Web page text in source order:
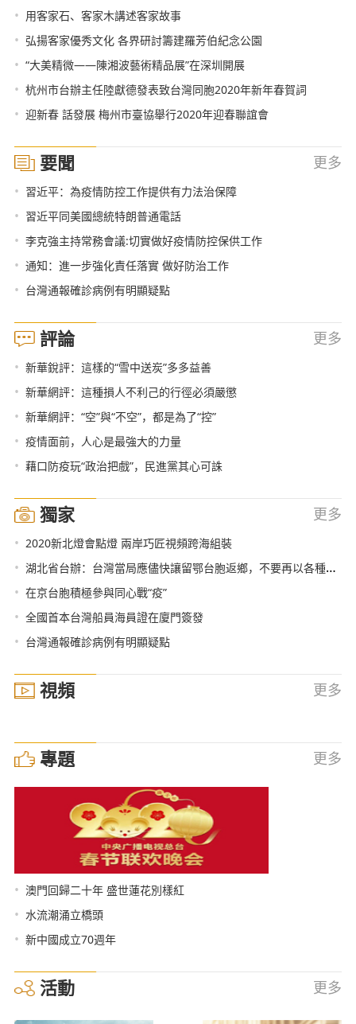
• 用客家石、客家木講述客家故事
• 弘揚客家優秀文化 各界研討籌建羅芳伯紀念公園
• “大美精微——陳湘波藝術精品展”在深圳開展
• 杭州市台辦主任陸獻德發表致台灣同胞2020年新年春賀詞
• 迎新春 話發展 梅州市臺協舉行2020年迎春聯誼會
要聞 更多
• 習近平：為疫情防控工作提供有力法治保障
• 習近平同美國總統特朗普通電話
• 李克強主持常務會議:切實做好疫情防控保供工作
• 通知：進一步強化責任落實 做好防治工作
• 台灣通報確診病例有明顯疑點
評論 更多
• 新華銳評：這樣的“雪中送炭”多多益善
• 新華網評：這種損人不利己的行徑必須嚴懲
• 新華網評：“空”與“不空”，都是為了“控”
• 疫情面前，人心是最強大的力量
• 藉口防疫玩“政治把戲”，民進黨其心可誅
獨家 更多
• 2020新北燈會點燈 兩岸巧匠視頻跨海組裝
• 湖北省台辦：台灣當局應儘快讓留鄂台胞返鄉，不要再以各種藉口阻撓拖延
• 在京台胞積極參與同心戰“疫”
• 全國首本台灣船員海員證在廈門簽發
• 台灣通報確診病例有明顯疑點
視頻 更多
專題 更多
• 澳門回歸二十年 盛世蓮花別樣紅
• 水流潮涌立橋頭
• 新中國成立70週年
活動 更多